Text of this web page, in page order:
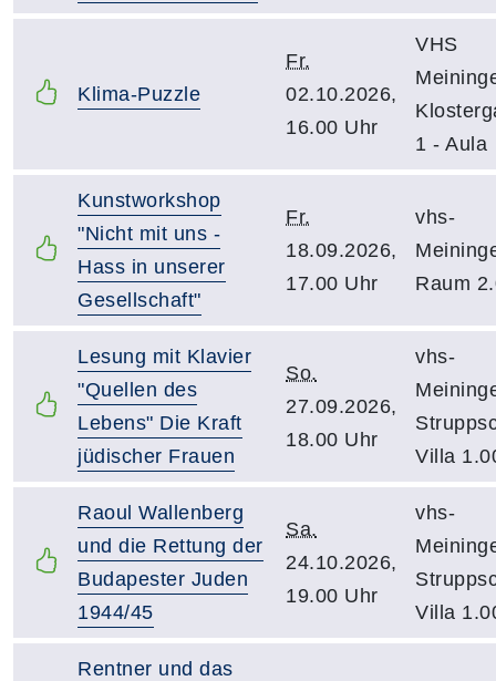
Klima-Puzzle
Fr.
02.10.2026,
16.00 Uhr
VHS
1 - Aula
Kunstworkshop
"Nicht mit uns -
Hass in unserer
Gesellschaft"
Fr.
18.09.2026,
17.00 Uhr
vhs-
Raum
Lesung mit Klavier
"Quellen des
Lebens" Die Kraft
jüdischer Frauen
So.
27.09.2026,
18.00 Uhr
vhs-
Villa
Raoul Wallenberg
und die Rettung der
Budapester Juden
1944/45
Sa.
24.10.2026,
19.00 Uhr
vhs-
Villa
Rentner und das